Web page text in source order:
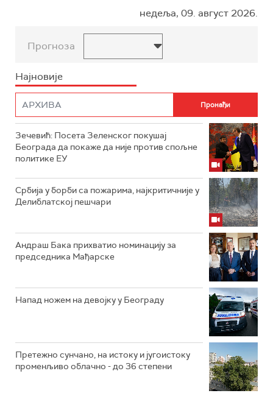
недеља, 09. август 2026.
Прогноза
Најновије
Зечевић: Посета Зеленског покушај
Београда да покаже да није против спољне
политике ЕУ
Србија у борби са пожарима, најкритичније у
Делиблатској пешчари
Андраш Бака прихватио номинацију за
председника Мађарске
Напад ножем на девојку у Београду
Претежно сунчано, на истоку и југоистоку
променљиво облачно - до 36 степени